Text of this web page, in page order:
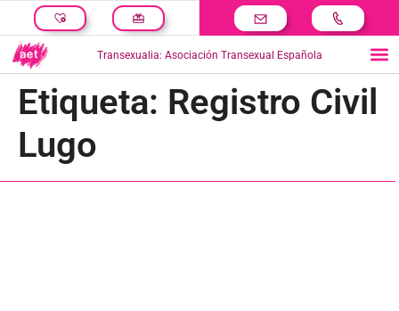
Transexualia: Asociación Transexual Española
Etiqueta: Registro Civil
Lugo